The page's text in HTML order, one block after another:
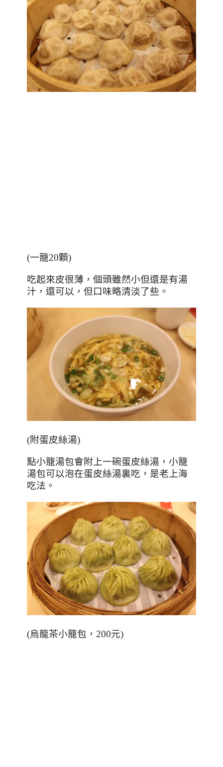
(一籠20顆)
吃起來皮很薄，個頭雖然小但還是有湯
汁，還可以，但口味略清淡了些。
(附蛋皮絲湯)
點小籠湯包會附上一碗蛋皮絲湯，小籠
湯包可以泡在蛋皮絲湯裏吃，是老上海
吃法。
(烏龍茶小籠包，200元)